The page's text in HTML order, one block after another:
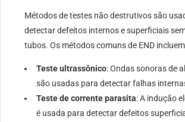
Métodos de testes não destrutivos são
detectar defeitos internos e superficiais
tubos. Os métodos comuns de END
Teste ultrassônico: Ondas sonoras de
são usadas para detectar falhas
Teste de corrente parasita: A indução
é usada para detectar defeitos